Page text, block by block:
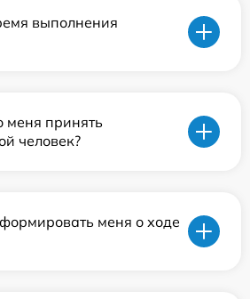
выполнения
меня принять
человек?
меня о ходе